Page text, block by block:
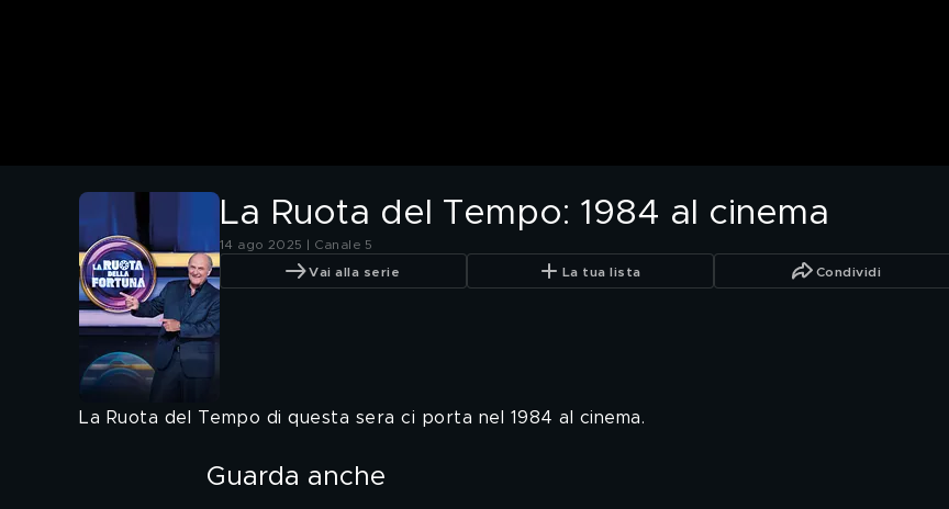
La Ruota del Tempo: 1984 al cinema
14 ago 2025 | Canale 5
Vai alla serie La tua lista Condividi
La Ruota del Tempo di questa sera ci porta nel 1984 al cinema.
Guarda anche